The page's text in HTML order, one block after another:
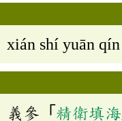
xián shí yuān qín
義參「 精衛填海